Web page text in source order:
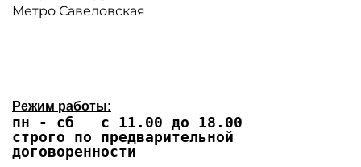
Метро Савеловская
Режим работы:
пн - сб с 11.00 до 18.00
строго по предварительной
договоренности